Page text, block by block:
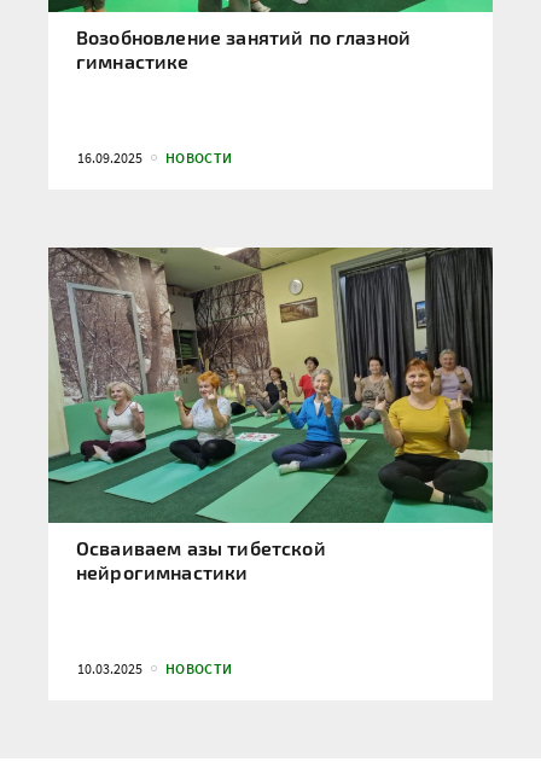
Возобновление занятий по глазной
гимнастике
16.09.2025 НОВОСТИ
Осваиваем азы тибетской
нейрогимнастики
10.03.2025 НОВОСТИ